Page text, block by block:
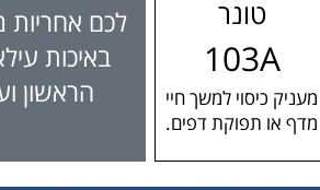
טונר
103A
מעניק כיסוי למשך חיי
מדף או תפוקת דפים.
לכם
באיכות
הראשון